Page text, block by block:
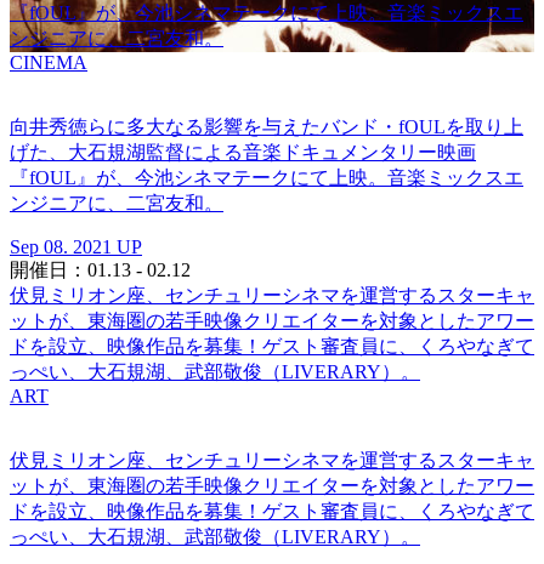
『fOUL』が、今池シネマテークにて上映。音楽ミックスエ
ンジニアに、二宮友和。
CINEMA
向井秀徳らに多大なる影響を与えたバンド・fOULを取り上
げた、大石規湖監督による音楽ドキュメンタリー映画
『fOUL』が、今池シネマテークにて上映。音楽ミックスエ
ンジニアに、二宮友和。
Sep 08. 2021 UP
開催日：01.13 - 02.12
伏見ミリオン座、センチュリーシネマを運営するスターキャ
ットが、東海圏の若手映像クリエイターを対象としたアワー
ドを設立、映像作品を募集！ゲスト審査員に、くろやなぎて
っぺい、大石規湖、武部敬俊（LIVERARY）。
ART
伏見ミリオン座、センチュリーシネマを運営するスターキャ
ットが、東海圏の若手映像クリエイターを対象としたアワー
ドを設立、映像作品を募集！ゲスト審査員に、くろやなぎて
っぺい、大石規湖、武部敬俊（LIVERARY）。